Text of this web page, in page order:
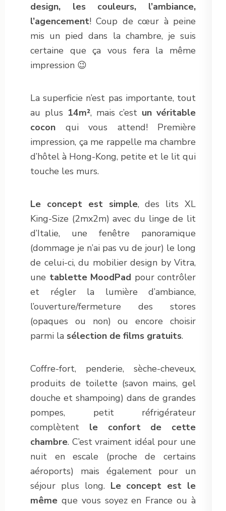
design, les couleurs, l’ambiance,
l’agencement! Coup de cœur à peine
mis un pied dans la chambre, je suis
certaine que ça vous fera la même
impression 😉
La superficie n’est pas importante, tout
au plus 14m², mais c’est un véritable
cocon qui vous attend! Première
impression, ça me rappelle ma chambre
d’hôtel à Hong-Kong, petite et le lit qui
touche les murs.
Le concept est simple, des lits XL
King-Size (2mx2m) avec du linge de lit
d’Italie, une fenêtre panoramique
(dommage je n’ai pas vu de jour) le long
de celui-ci, du mobilier design by Vitra,
une tablette MoodPad pour contrôler
et régler la lumière d’ambiance,
l’ouverture/fermeture des stores
(opaques ou non) ou encore choisir
parmi la sélection de films gratuits.
Coffre-fort, penderie, sèche-cheveux,
produits de toilette (savon mains, gel
douche et shampoing) dans de grandes
pompes, petit réfrigérateur
complètent le confort de cette
chambre. C’est vraiment idéal pour une
nuit en escale (proche de certains
aéroports) mais également pour un
séjour plus long. Le concept est le
même que vous soyez en France ou à